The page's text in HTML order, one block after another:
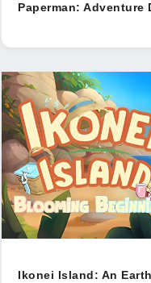
Paperman: Adventure
Ikonei Island: An